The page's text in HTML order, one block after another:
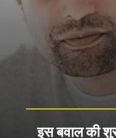
इस बवाल की